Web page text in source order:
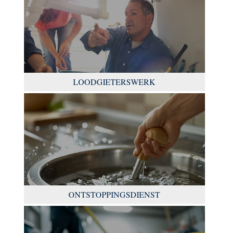
LOODGIETERSWERK
ONTSTOPPINGSDIENST